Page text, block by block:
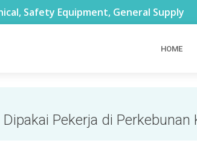
Safety Equipment, General Supply
HOME
Pekerja di Perkebunan